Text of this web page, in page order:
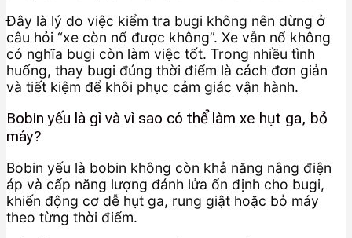
Đây là lý do việc kiểm tra bugi không nên dừng ở
câu hỏi “xe còn nổ được không”. Xe vẫn nổ không
có nghĩa bugi còn làm việc tốt. Trong nhiều tình
huống, thay bugi đúng thời điểm là cách đơn giản
và tiết kiệm để khôi phục cảm giác vận hành.
Bobin yếu là gì và vì sao có thể làm xe hụt ga, bỏ
máy?
Bobin yếu là bobin không còn khả năng nâng điện
áp và cấp năng lượng đánh lửa ổn định cho bugi,
khiến động cơ dễ hụt ga, rung giật hoặc bỏ máy
theo từng thời điểm.